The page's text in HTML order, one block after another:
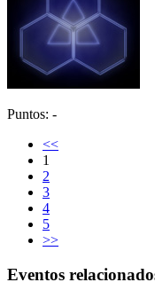
Puntos: -
<<
1
2
3
4
5
>>
Eventos